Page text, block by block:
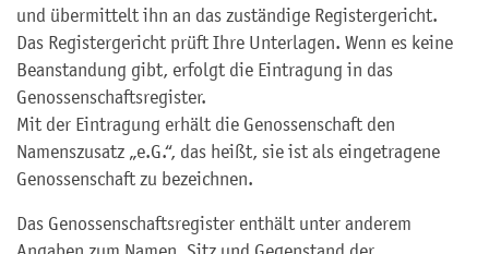
und übermittelt ihn an das zuständige Registergericht.
Das Registergericht prüft Ihre Unterlagen. Wenn es keine
Beanstandung gibt, erfolgt die Eintragung in das
Genossenschaftsregister.
Mit der Eintragung erhält die Genossenschaft den
Namenszusatz „e.G.“, das heißt, sie ist als eingetragene
Genossenschaft zu bezeichnen.
Das Genossenschaftsregister enthält unter anderem